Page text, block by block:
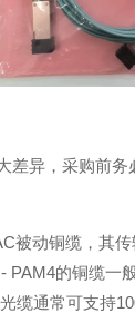
差异，采购前
被动铜缆，其
的铜缆
缆通常可支持